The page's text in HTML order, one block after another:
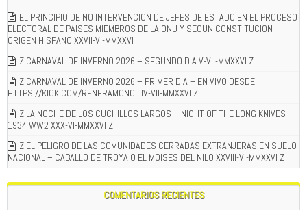
EL PRINCIPIO DE NO INTERVENCION DE JEFES DE ESTADO EN EL PROCESO
ELECTORAL DE PAISES MIEMBROS DE LA ONU Y SEGUN CONSTITUCION
ORIGEN HISPANO XXVII-VI-MMXXVI
Z CARNAVAL DE INVERNO 2026 – SEGUNDO DIA V-VII-MMXXVI Z
Z CARNAVAL DE INVERNO 2026 – PRIMER DIA – EN VIVO DESDE
HTTPS://KICK.COM/RENERAMONCL IV-VII-MMXXVI Z
Z LA NOCHE DE LOS CUCHILLOS LARGOS – NIGHT OF THE LONG KNIVES
1934 WW2 XXX-VI-MMXXVI Z
Z EL PELIGRO DE LAS COMUNIDADES CERRADAS EXTRANJERAS EN SUELO
NACIONAL – CABALLO DE TROYA O EL MOISES DEL NILO XXVIII-VI-MMXXVI Z
COMENTARIOS RECIENTES